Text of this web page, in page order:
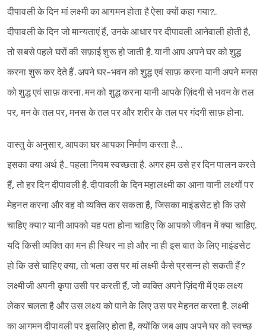
दीपावली के दिन मां लक्ष्मी का आगमन होता है ऐसा क्यों कहा गया?..
दीपावली के दिन जो मान्यताएं हैं, उनके आधार पर दीपावली आनेवाली होती है,
तो सबसे पहले घरों की सफ़ाई शुरू हो जाती है. यानी आप अपने घर को शुद्ध
करना शुरू कर देते हैं. अपने घर-भवन को शुद्ध एवं साफ़ करना यानी अपने मनस
को शुद्ध एवं साफ़ करना. मन को शुद्ध करना यानी आपके ज़िंदगी से भवन के तल
पर, मन के तल पर, मनस के तल पर और शरीर के तल पर गंदगी साफ़ होना.
वास्तु के अनुसार, आपका घर आपका निर्माण करता है…
इसका क्या अर्थ है.. पहला नियम स्वच्छता है. अगर हम उसे हर दिन पालन करते
हैं, तो हर दिन दीपावली है. दीपावली के दिन महालक्ष्मी का आना यानी लक्ष्यों पर
मेहनत करना और वह वो व्यक्ति कर सकता है, जिसका माइंडसेट हो कि उसे
चाहिए क्या? यानी आपको यह पता होना चाहिए कि आपको जीवन में क्या चाहिए.
यदि किसी व्यक्ति का मन ही स्थिर ना हो और ना ही इस बात के लिए माइंडसेट
हो कि उसे चाहिए क्या, तो भला उस पर मां लक्ष्मी कैसे प्रसन्न हो सकती हैं?
लक्ष्मीजी अपनी कृपा उसी पर करती हैं, जो व्यक्ति अपने ज़िंदगी में एक लक्ष्य
लेकर चलता है और उस लक्ष्य को पाने के लिए उस पर मेहनत करता है. लक्ष्मी
का आगमन दीपावली पर इसलिए होता है, क्योंकि जब आप अपने घर को स्वच्छ